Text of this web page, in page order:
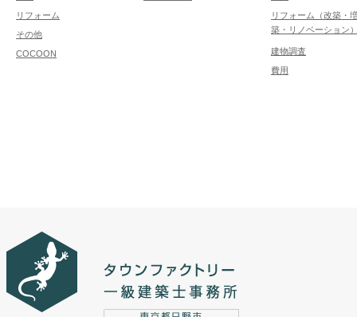
リフォーム
その他
COCOON
リフォーム（改築・
築・リノベーション
建物調査
費用